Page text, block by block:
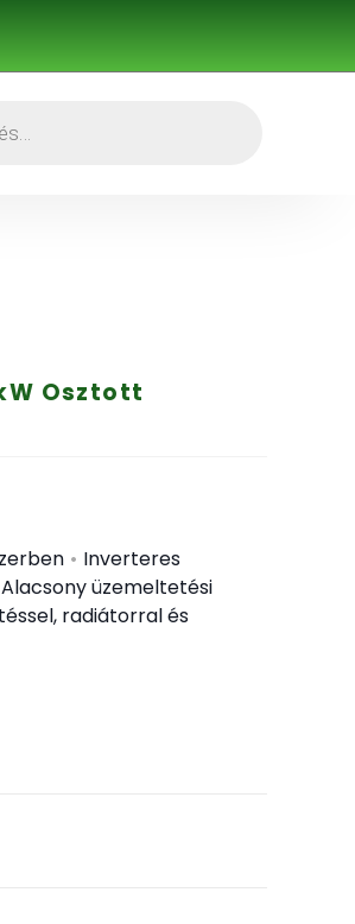
Osztott
• Inverteres
Alacsony üzemeltetési
radiátorral és